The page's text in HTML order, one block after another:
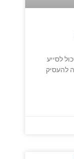
לסייע
להעסיק